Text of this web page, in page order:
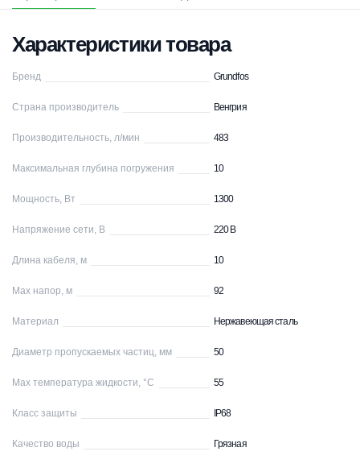
Характеристики товара
Бренд Grundfos
Страна производитель Венгрия
Производительность, л/мин 483
Максимальная глубина погружения 10
Мощность, Вт 1300
Напряжение сети, В 220 В
Длина кабеля, м 10
Max напор, м 92
Материал Нержавеющая сталь
Диаметр пропускаемых частиц, мм 50
Max температура жидкости, °С 55
Класс защиты IP68
Качество воды Грязная